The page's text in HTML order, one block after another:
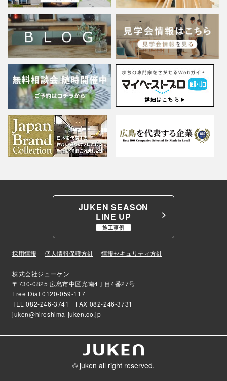
JUKEN SEASON
LINE UP
施工事例
採用情報 個人情報保護方針 情報セキュリティ方針
株式会社ジューケン
〒730-0825 広島市中区光南4丁目4番27号
Free Dial 0120-059-117
TEL082-246-3741
FAX 082-246-3731
juken@hiroshima-juken.co.jp
© juken all right reserved.